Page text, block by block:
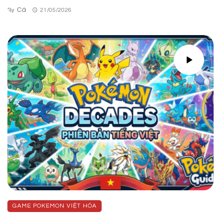
By Cá 21/05/2026
GAME POKEMON VIỆT HÓA